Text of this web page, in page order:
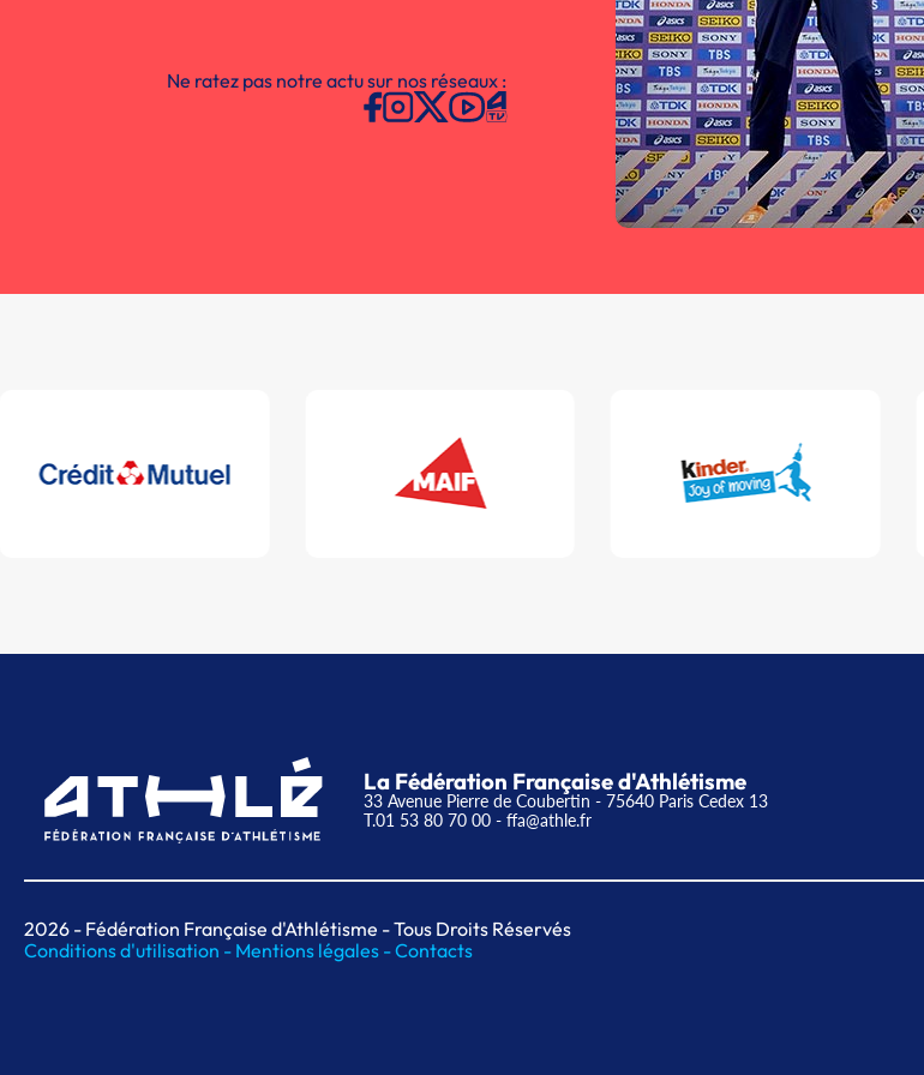
Ne ratez pas notre actu sur nos réseaux :
La Fédération Française d'Athlétisme
33 Avenue Pierre de Coubertin - 75640 Paris Cedex 13
T.01 53 80 70 00 - ffa@athle.fr
2026 - Fédération Française d'Athlétisme - Tous Droits Réservés
Conditions d'utilisation - Mentions légales -Contacts